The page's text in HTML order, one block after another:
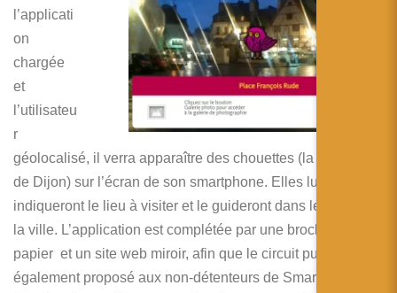
l’applicati
on
chargée
et
l’utilisateu
r
géolocalisé, il verra apparaître des chouettes (la mascotte
de Dijon) sur l’écran de son smartphone. Elles lui
indiqueront le lieu à visiter et le guideront dans les rues de
la ville. L’application est complétée par une brochure-
papier et un site web miroir, afin que le circuit puisse être
également proposé aux non-détenteurs de Smartphone.